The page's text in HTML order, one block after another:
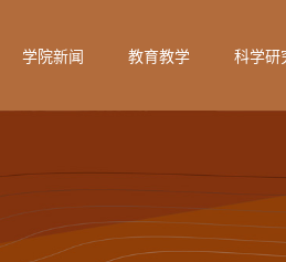
学院新闻 教育教学 科学研